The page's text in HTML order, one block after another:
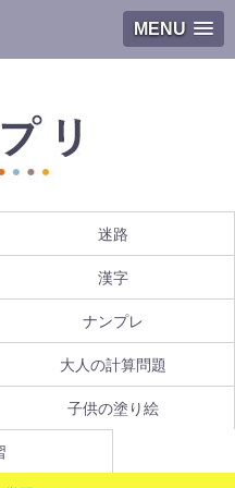
MENU
迷路
漢字
ナンプレ
大人の計算問題
子供の塗り絵